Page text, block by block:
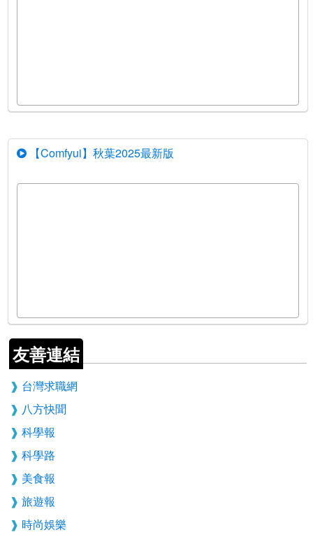
【Comfyui】秋葉2025最新版
友善連結
台灣求職網
八方快聞
科學報
科學路
美食報
旅遊報
時尚娛樂